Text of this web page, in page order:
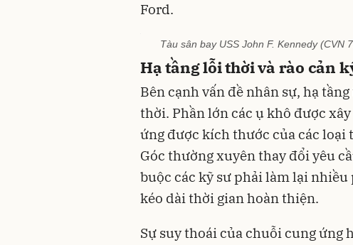
Ford.
Tàu sân bay USS John F. Kennedy (CVN
Hạ tầng lỗi thời và rào cản
Bên cạnh vấn đề nhân sự, hạ
thời. Phần lớn các ụ khô được
ứng được kích thước của các loại
Góc thường xuyên thay đổi yêu
buộc các kỹ sư phải làm lại
kéo dài thời gian hoàn thiện.
Sự suy thoái của chuỗi cung ứng